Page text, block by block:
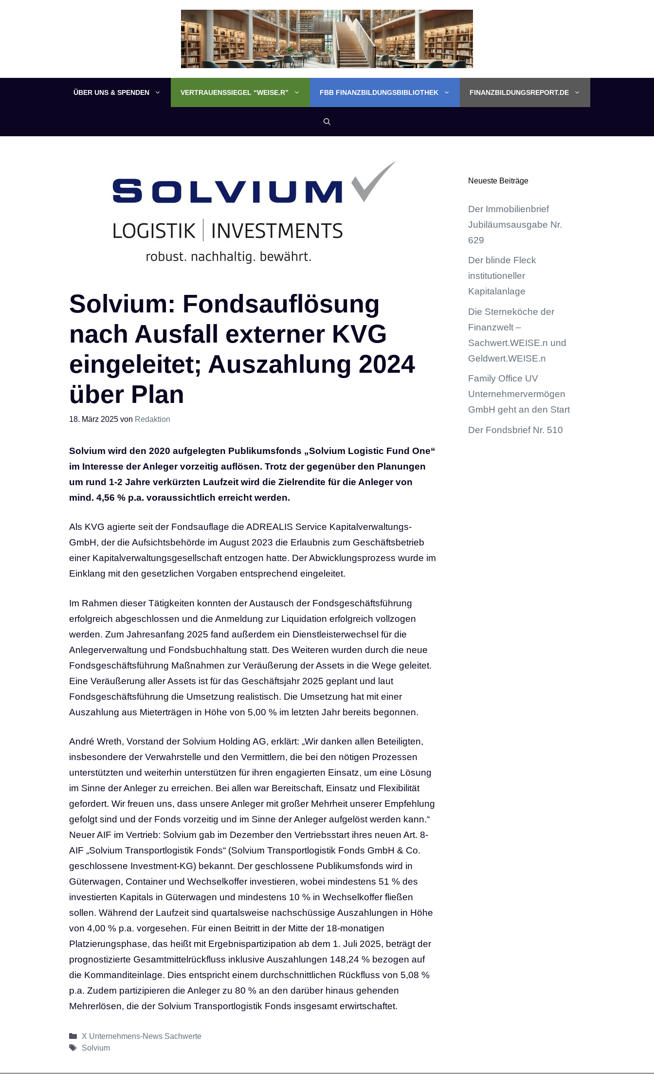
ÜBER UNS & SPENDEN VERTRAUENSSIEGEL “WEISE.R” FBB FINANZBILDUNGSBIBLIOTHEK FINANZBILDUNGSREPORT.DE
Solvium: Fondsauflösung
nach Ausfall externer KVG
eingeleitet; Auszahlung 2024
über Plan
18. März 2025 von Redaktion
Solvium wird den 2020 aufgelegten Publikumsfonds „Solvium Logistic Fund One“
im Interesse der Anleger vorzeitig auflösen. Trotz der gegenüber den Planungen
um rund 1-2 Jahre verkürzten Laufzeit wird die Zielrendite für die Anleger von
mind. 4,56 % p.a. voraussichtlich erreicht werden.
Als KVG agierte seit der Fondsauflage die ADREALIS Service Kapitalverwaltungs-
GmbH, der die Aufsichtsbehörde im August 2023 die Erlaubnis zum Geschäftsbetrieb
einer Kapitalverwaltungsgesellschaft entzogen hatte. Der Abwicklungsprozess wurde im
Einklang mit den gesetzlichen Vorgaben entsprechend eingeleitet.
Im Rahmen dieser Tätigkeiten konnten der Austausch der Fondsgeschäftsführung
erfolgreich abgeschlossen und die Anmeldung zur Liquidation erfolgreich vollzogen
werden. Zum Jahresanfang 2025 fand außerdem ein Dienstleisterwechsel für die
Anlegerverwaltung und Fondsbuchhaltung statt. Des Weiteren wurden durch die neue
Fondsgeschäftsführung Maßnahmen zur Veräußerung der Assets in die Wege geleitet.
Eine Veräußerung aller Assets ist für das Geschäftsjahr 2025 geplant und laut
Fondsgeschäftsführung die Umsetzung realistisch. Die Umsetzung hat mit einer
Auszahlung aus Mieterträgen in Höhe von 5,00 % im letzten Jahr bereits begonnen.
André Wreth, Vorstand der Solvium Holding AG, erklärt: „Wir danken allen Beteiligten,
insbesondere der Verwahrstelle und den Vermittlern, die bei den nötigen Prozessen
unterstützten und weiterhin unterstützen für ihren engagierten Einsatz, um eine Lösung
im Sinne der Anleger zu erreichen. Bei allen war Bereitschaft, Einsatz und Flexibilität
gefordert. Wir freuen uns, dass unsere Anleger mit großer Mehrheit unserer Empfehlung
gefolgt sind und der Fonds vorzeitig und im Sinne der Anleger aufgelöst werden kann.“
Neuer AIF im Vertrieb: Solvium gab im Dezember den Vertriebsstart ihres neuen Art. 8-
AIF „Solvium Transportlogistik Fonds“ (Solvium Transportlogistik Fonds GmbH & Co.
geschlossene Investment-KG) bekannt. Der geschlossene Publikumsfonds wird in
Güterwagen, Container und Wechselkoffer investieren, wobei mindestens 51 % des
investierten Kapitals in Güterwagen und mindestens 10 % in Wechselkoffer fließen
sollen. Während der Laufzeit sind quartalsweise nachschüssige Auszahlungen in Höhe
von 4,00 % p.a. vorgesehen. Für einen Beitritt in der Mitte der 18-monatigen
Platzierungsphase, das heißt mit Ergebnispartizipation ab dem 1. Juli 2025, beträgt der
prognostizierte Gesamtmittelrückfluss inklusive Auszahlungen 148,24 % bezogen auf
die Kommanditeinlage. Dies entspricht einem durchschnittlichen Rückfluss von 5,08 %
p.a. Zudem partizipieren die Anleger zu 80 % an den darüber hinaus gehenden
Mehrerlösen, die der Solvium Transportlogistik Fonds insgesamt erwirtschaftet.
Kategorien
X Unternehmens-News Sachwerte
Schlagwörter
Solvium
Neueste Beiträge
Der Immobilienbrief
Jubiläumsausgabe Nr.
629
Der blinde Fleck
institutioneller
Kapitalanlage
Die Sterneköche der
Finanzwelt –
Sachwert.WEISE.n und
Geldwert.WEISE.n
Family Office UV
Unternehmervermögen
GmbH geht an den Start
Der Fondsbrief Nr. 510